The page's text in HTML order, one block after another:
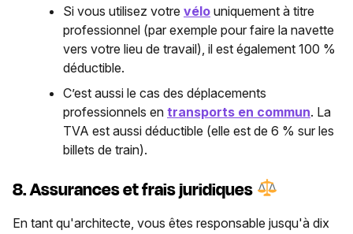
Si vous utilisez votre vélo uniquement à titre
professionnel (par exemple pour faire la navette
vers votre lieu de travail), il est également 100 %
déductible.
C’est aussi le cas des déplacements
professionnels en transports en commun. La
TVA est aussi déductible (elle est de 6 % sur les
billets de train).
8. Assurances et frais juridiques
En tant qu'architecte, vous êtes responsable jusqu'à dix